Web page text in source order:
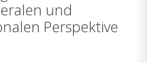
und
Perspektive